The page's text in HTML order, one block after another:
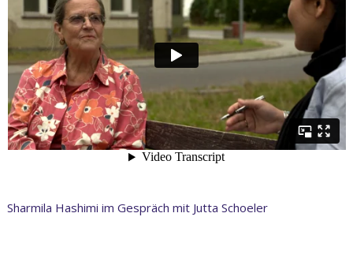
Sharmila Hashimi im Gespräch mit Jutta Schoeler